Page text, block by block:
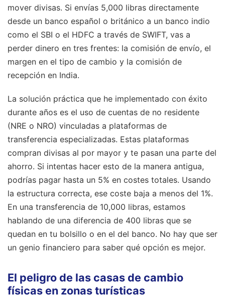
mover divisas. Si envías 5,000 libras directamente
desde un banco español o británico a un banco indio
como el SBI o el HDFC a través de SWIFT, vas a
perder dinero en tres frentes: la comisión de envío, el
margen en el tipo de cambio y la comisión de
recepción en India.
La solución práctica que he implementado con éxito
durante años es el uso de cuentas de no residente
(NRE o NRO) vinculadas a plataformas de
transferencia especializadas. Estas plataformas
compran divisas al por mayor y te pasan una parte del
ahorro. Si intentas hacer esto de la manera antigua,
podrías pagar hasta un 5% en costes totales. Usando
la estructura correcta, ese coste baja a menos del 1%.
En una transferencia de 10,000 libras, estamos
hablando de una diferencia de 400 libras que se
quedan en tu bolsillo o en el del banco. No hay que ser
un genio financiero para saber qué opción es mejor.
El peligro de las casas de cambio
físicas en zonas turísticas